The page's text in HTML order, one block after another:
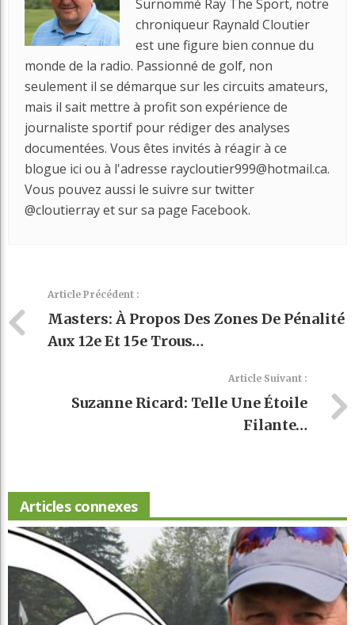
Surnommé Ray The Sport, notre
chroniqueur Raynald Cloutier
est une figure bien connue du
monde de la radio. Passionné de golf, non
seulement il se démarque sur les circuits amateurs,
mais il sait mettre à profit son expérience de
journaliste sportif pour rédiger des analyses
documentées. Vous êtes invités à réagir à ce
blogue ici ou à l'adresse raycloutier999@hotmail.ca.
Vous pouvez aussi le suivre sur twitter
@cloutierray et sur sa page Facebook.
Article Précédent :
Masters: À Propos Des Zones De Pénalité
Aux 12e Et 15e Trous…
Article Suivant :
Suzanne Ricard: Telle Une Étoile
Filante…
Articles connexes